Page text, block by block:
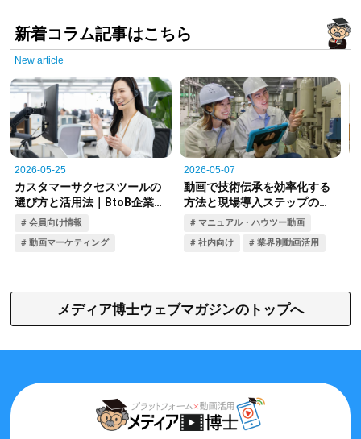
新着コラム記事はこちら
New article
メディア博士ウェブマガジンのトップへ